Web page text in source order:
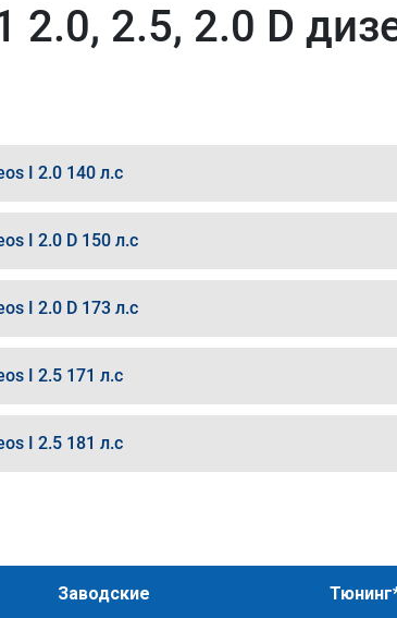
2.5, 2.0 D
I 2.0 140 л.с
I 2.0 D 150 л.с
I 2.0 D 173 л.с
I 2.5 171 л.с
I 2.5 181 л.с
Заводские